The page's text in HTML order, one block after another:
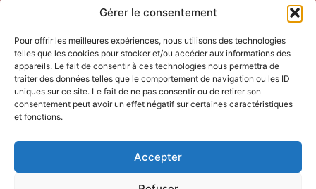
Gérer le consentement
Pour offrir les meilleures expériences, nous utilisons des technologies
telles que les cookies pour stocker et/ou accéder aux informations des
appareils. Le fait de consentir à ces technologies nous permettra de
traiter des données telles que le comportement de navigation ou les ID
uniques sur ce site. Le fait de ne pas consentir ou de retirer son
consentement peut avoir un effet négatif sur certaines caractéristiques
et fonctions.
Accepter
du 1er juin au 30 septembre 2026
Horaires d’ouverture au public :
Du 1er septembre au 30 juin 2026 (hors juillet et août)
du lundi au vendredi de 9h50 à 12h30 et de
Du 1er juillet au 31 août 2026